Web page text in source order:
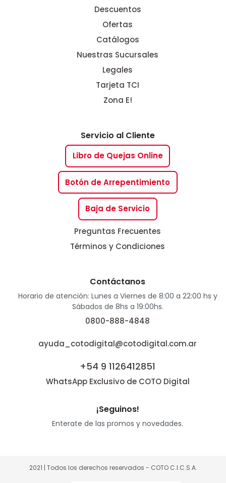
Descuentos
Ofertas
Catálogos
Nuestras Sucursales
Legales
Tarjeta TCI
Zona E!
Servicio al Cliente
Libro de Quejas Online
Botón de Arrepentimiento
Baja de Servicio
Preguntas Frecuentes
Términos y Condiciones
Contáctanos
Horario de atención: Lunes a Viernes de 8:00 a 22:00 hs y
Sábados de 8hs a 19:00hs.
0800-888-4848
ayuda_cotodigital@cotodigital.com.ar
+54 9 1126412851
WhatsApp Exclusivo de COTO Digital
¡Seguinos!
Enterate de las promos y novedades.
2021 | Todos los derechos reservados - COTO C.I.C.S.A.